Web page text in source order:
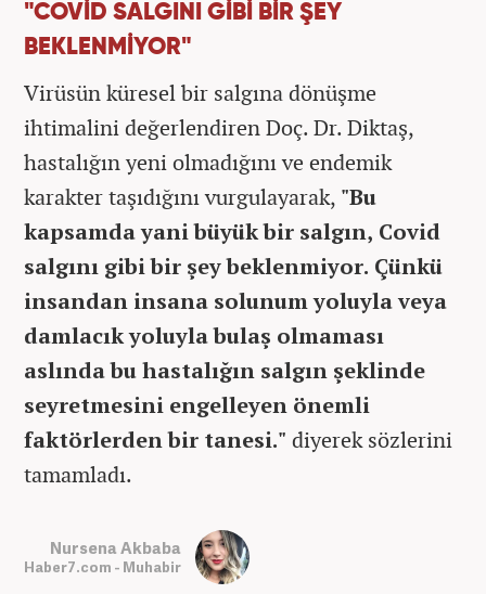
"COVİD SALGINI GİBİ BİR ŞEY
BEKLENMİYOR"
Virüsün küresel bir salgına dönüşme
ihtimalini değerlendiren Doç. Dr. Diktaş,
hastalığın yeni olmadığını ve endemik
karakter taşıdığını vurgulayarak, "Bu
kapsamda yani büyük bir salgın, Covid
salgını gibi bir şey beklenmiyor. Çünkü
insandan insana solunum yoluyla veya
damlacık yoluyla bulaş olmaması
aslında bu hastalığın salgın şeklinde
seyretmesini engelleyen önemli
faktörlerden bir tanesi." diyerek sözlerini
tamamladı.
Nursena Akbaba
Haber7.com - Muhabir